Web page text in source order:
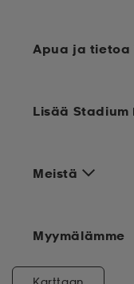
Apua ja tietoa
Meistä
Lisää Stadium
Myymälämme
Karttaan